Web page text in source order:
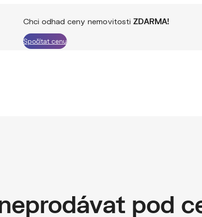
Chci odhad ceny nemovitosti ZDARMA!
Spočítat cenu
pod